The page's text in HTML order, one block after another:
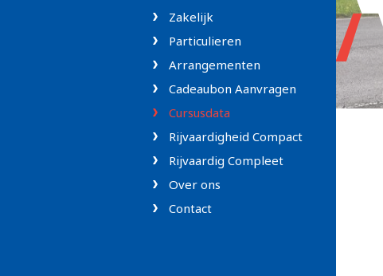
Zakelijk
Particulieren
Arrangementen
Cadeaubon Aanvragen
Cursusdata
Rijvaardigheid Compact
Rijvaardig Compleet
Over ons
Contact